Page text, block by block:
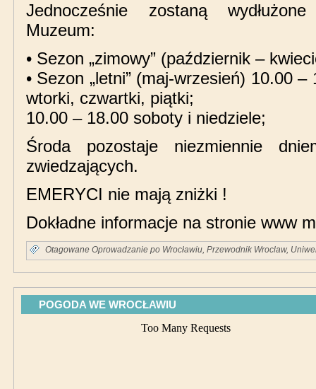
Jednocześnie zostaną
Muzeum:
• Sezon „zimowy” (październik –
• Sezon „letni” (maj-wrzesień) 10.00 –
wtorki, czwartki, piątki;
10.00 – 18.00 soboty i niedziele;
Środa pozostaje niezmiennie
zwiedzających.
EMERYCI nie mają zniżki !
Dokładne informacje na stronie www
Otagowane Oprowadzanie po Wrocławiu, Przewodnik Wroclaw,
POGODA WE WROCŁAWIU